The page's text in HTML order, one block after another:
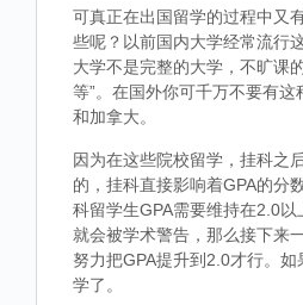
可真正在出国留学的过程中又
些呢？以前国内大学经常流行
大学不是完整的大学，不旷课
等”。在国外你可千万不要有这
和加拿大。
因为在这些院校留学，挂科之
的，挂科直接影响着GPA的分
科留学生GPA需要维持在2.0以
就会被学术警告，那么接下来
努力把GPA提升到2.0才行。
学了。